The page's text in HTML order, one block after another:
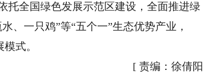
托全国绿色发展示范区建设，全面推进绿
、一只鸡”等“五个一”生态优势产业，
式。
[ 责编：徐倩阳